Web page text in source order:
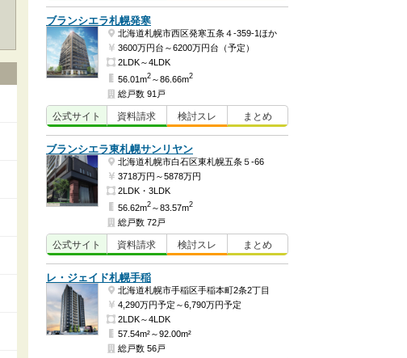
ブランシエラ札幌発寒
北海道札幌市西区発寒五条４-359-1ほか
3600万円台～6200万円台（予定）
2LDK～4LDK
56.01m2 ～86.66m2
総戸数 91戸
公式サイト 資料請求 検討スレ まとめ
ブランシエラ東札幌サンリヤン
北海道札幌市白石区東札幌五条５-66
3718万円～5878万円
2LDK・3LDK
56.62m2 ～83.57m2
総戸数 72戸
公式サイト 資料請求 検討スレ まとめ
レ・ジェイド札幌手稲
北海道札幌市手稲区手稲本町2条2丁目
4,290万円予定～6,790万円予定
2LDK～4LDK
57.54m²～92.00m²
総戸数 56戸